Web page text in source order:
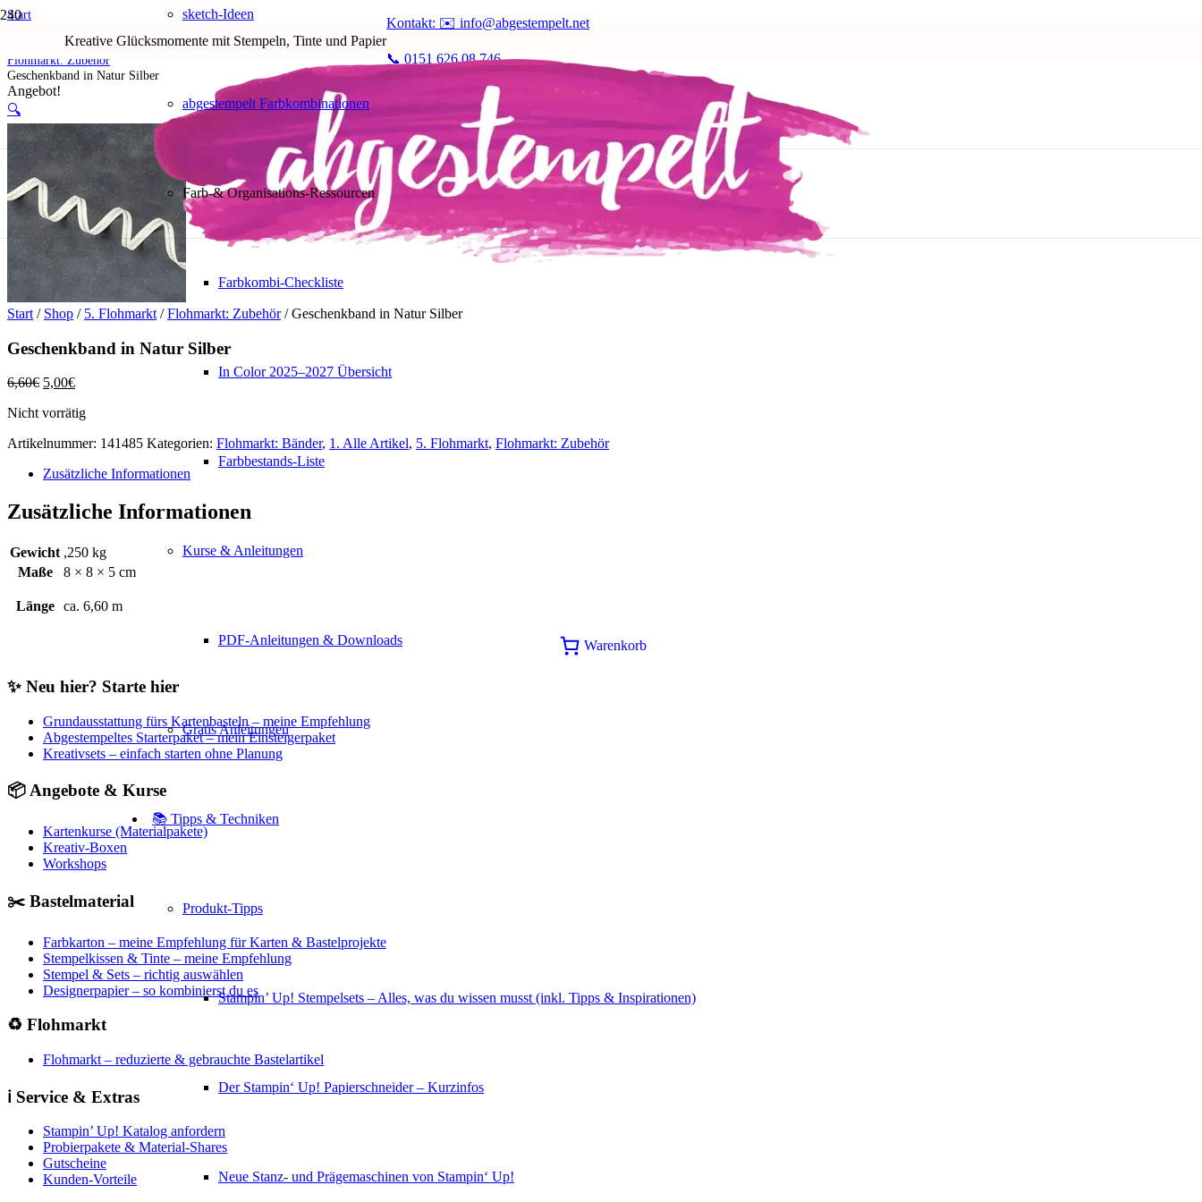
Kreative Glücksmomente mit Stempeln, Tinte und Papier
Kontakt: ✉️ info@abgestempelt.net
📞 0151 626 08 746
sketch-Ideen
abgestempelt Farbkombinationen
Farb-& Organisations-Ressourcen
Farbkombi-Checkliste
In Color 2025–2027 Übersicht
Farbbestands-Liste
Kurse & Anleitungen
PDF-Anleitungen & Downloads
Gratis Anleitungen
📚 Tipps & Techniken
Produkt-Tipps
Stampin’ Up! Stempelsets – Alles, was du wissen musst (inkl. Tipps & Inspirationen)
Der Stampin‘ Up! Papierschneider – Kurzinfos
Neue Stanz- und Prägemaschinen von Stampin‘ Up!
Start
5. Flohmarkt
Flohmarkt: Zubehör
Geschenkband in Natur Silber
Angebot!
🔍
Start / Shop / 5. Flohmarkt /Flohmarkt: Zubehör/ Geschenkband in Natur Silber
Geschenkband in Natur Silber
6,60€ Ursprünglicher
war:
5,00€Aktueller
ist:
Nicht vorrätig
Artikelnummer: 141485 Kategorien: Flohmarkt: Bänder, 1. Alle Artikel, 5. Flohmarkt, Flohmarkt: Zubehör
Zusätzliche Informationen
Zusätzliche Informationen
Gewicht ,250 kg
Maße
8 × 8 × 5 cm
Länge ca. 6,60 m
Warenkorb
✨ Neu hier? Starte hier
Grundausstattung fürs Kartenbasteln – meine Empfehlung
Abgestempeltes Starterpaket – mein Einsteigerpaket
Kreativsets – einfach starten ohne Planung
📦 Angebote & Kurse
Kartenkurse (Materialpakete)
Kreativ-Boxen
Workshops
✂️ Bastelmaterial
Farbkarton – meine Empfehlung für Karten & Bastelprojekte
Stempelkissen & Tinte – meine Empfehlung
Stempel & Sets – richtig auswählen
Designerpapier – so kombinierst du es
♻️ Flohmarkt
Flohmarkt – reduzierte & gebrauchte Bastelartikel
ℹ️ Service & Extras
Stampin’ Up! Katalog anfordern
Probierpakete & Material-Shares
Gutscheine
Kunden-Vorteile